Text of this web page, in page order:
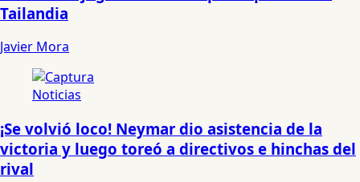
Tailandia
Javier Mora
Noticias
¡Se volvió loco! Neymar dio asistencia de la
victoria y luego toreó a directivos e hinchas del
rival